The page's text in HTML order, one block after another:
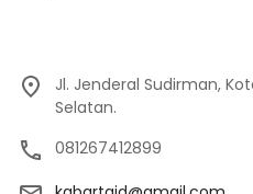
Jl. Jenderal Sudirman,
Selatan.
081267412899